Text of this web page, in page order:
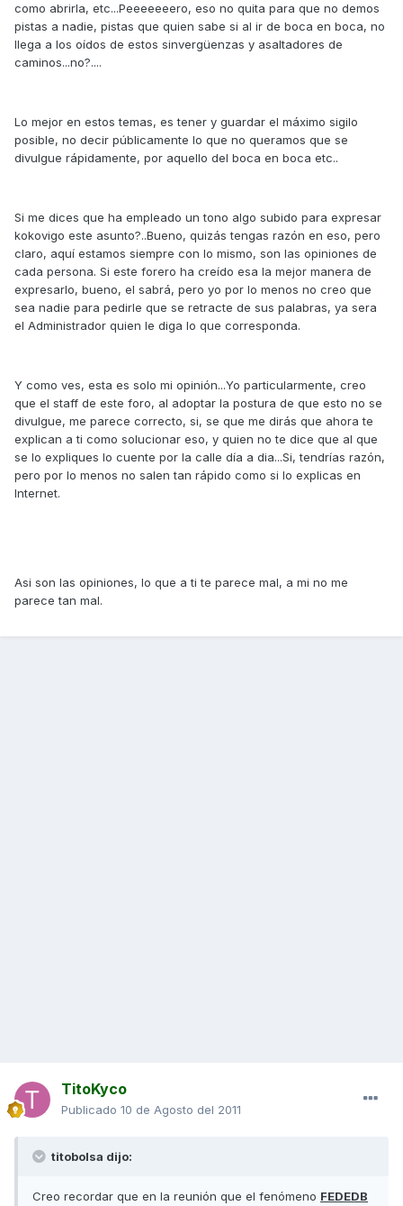
como abrirla, etc...Peeeeeeero, eso no quita para que no demos
pistas a nadie, pistas que quien sabe si al ir de boca en boca, no
llega a los oídos de estos sinvergüenzas y asaltadores de
caminos...no?....
Lo mejor en estos temas, es tener y guardar el máximo sigilo
posible, no decir públicamente lo que no queramos que se
divulgue rápidamente, por aquello del boca en boca etc..
Si me dices que ha empleado un tono algo subido para expresar
kokovigo este asunto?..Bueno, quizás tengas razón en eso, pero
claro, aquí estamos siempre con lo mismo, son las opiniones de
cada persona. Si este forero ha creído esa la mejor manera de
expresarlo, bueno, el sabrá, pero yo por lo menos no creo que
sea nadie para pedirle que se retracte de sus palabras, ya sera
el Administrador quien le diga lo que corresponda.
Y como ves, esta es solo mi opinión...Yo particularmente, creo
que el staff de este foro, al adoptar la postura de que esto no se
divulgue, me parece correcto, si, se que me dirás que ahora te
explican a ti como solucionar eso, y quien no te dice que al que
se lo expliques lo cuente por la calle día a dia...Si, tendrías razón,
pero por lo menos no salen tan rápido como si lo explicas en
Internet.
Asi son las opiniones, lo que a ti te parece mal, a mi no me
parece tan mal.
TitoKyco
Publicado 10 de Agosto del 2011
titobolsa dijo:
Creo recordar que en la reunión que el fenómeno FEDEDB